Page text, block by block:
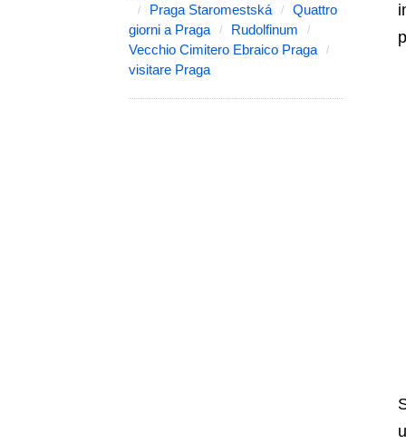
Praga Staromestská
Quattro
giorni a Praga
Rudolfinum
Vecchio Cimitero Ebraico Praga
visitare Praga